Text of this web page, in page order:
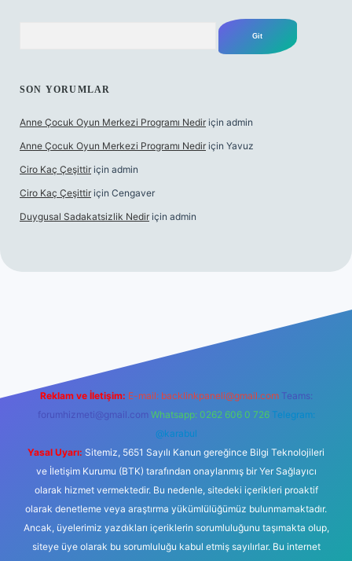
SON YORUMLAR
Anne Çocuk Oyun Merkezi Programı Nedir için admin
Anne Çocuk Oyun Merkezi Programı Nedir için Yavuz
Ciro Kaç Çeşittir için admin
Ciro Kaç Çeşittir için Cengaver
Duygusal Sadakatsizlik Nedir için admin
Reklam ve İletişim: E-mail: backlinkpaneli@gmail.com Teams:
forumhizmeti@gmail.com Whatsapp: 0262 606 0 726 Telegram:
@karabul
Yasal Uyarı: Sitemiz, 5651 Sayılı Kanun gereğince Bilgi Teknolojileri
ve İletişim Kurumu (BTK) tarafından onaylanmış bir Yer Sağlayıcı
olarak hizmet vermektedir. Bu nedenle, sitedeki içerikleri proaktif
olarak denetleme veya araştırma yükümlülüğümüz bulunmamaktadır.
Ancak, üyelerimiz yazdıkları içeriklerin sorumluluğunu taşımakta olup,
siteye üye olarak bu sorumluluğu kabul etmiş sayılırlar. Bu internet